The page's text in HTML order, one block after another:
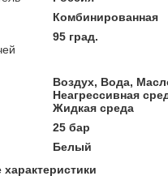
Комбинированная
95 град.
Воздух, Вода,
Неагрессивная
Жидкая среда
25 бар
Белый